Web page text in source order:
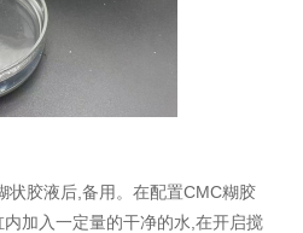
状胶液后,备用。在配置CMC糊胶
加入一定量的干净的水,在开启搅